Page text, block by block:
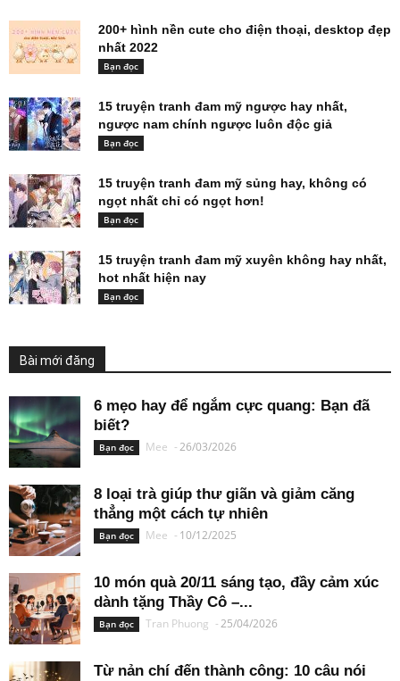
200+ hình nền cute cho điện thoại, desktop đẹp
nhất 2022
Bạn đọc
15 truyện tranh đam mỹ ngược hay nhất,
ngược nam chính ngược luôn độc giả
Bạn đọc
15 truyện tranh đam mỹ sủng hay, không có
ngọt nhất chỉ có ngọt hơn!
Bạn đọc
15 truyện tranh đam mỹ xuyên không hay nhất,
hot nhất hiện nay
Bạn đọc
Bài mới đăng
6 mẹo hay để ngắm cực quang: Bạn đã
biết?
Bạn đọc Mee -26/03/2026
8 loại trà giúp thư giãn và giảm căng
thẳng một cách tự nhiên
Bạn đọc Mee - 10/12/2025
10 món quà 20/11 sáng tạo, đầy cảm xúc
dành tặng Thầy Cô –...
Bạn đọc Tran Phuong -25/04/2026
Từ nản chí đến thành công: 10 câu nói